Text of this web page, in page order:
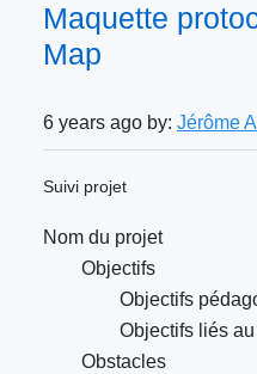
Maquette
Map
6 years ago by: Jérôme
Suivi projet
Nom du projet
Objectifs
Objectifs
Objectifs liés
Obstacles